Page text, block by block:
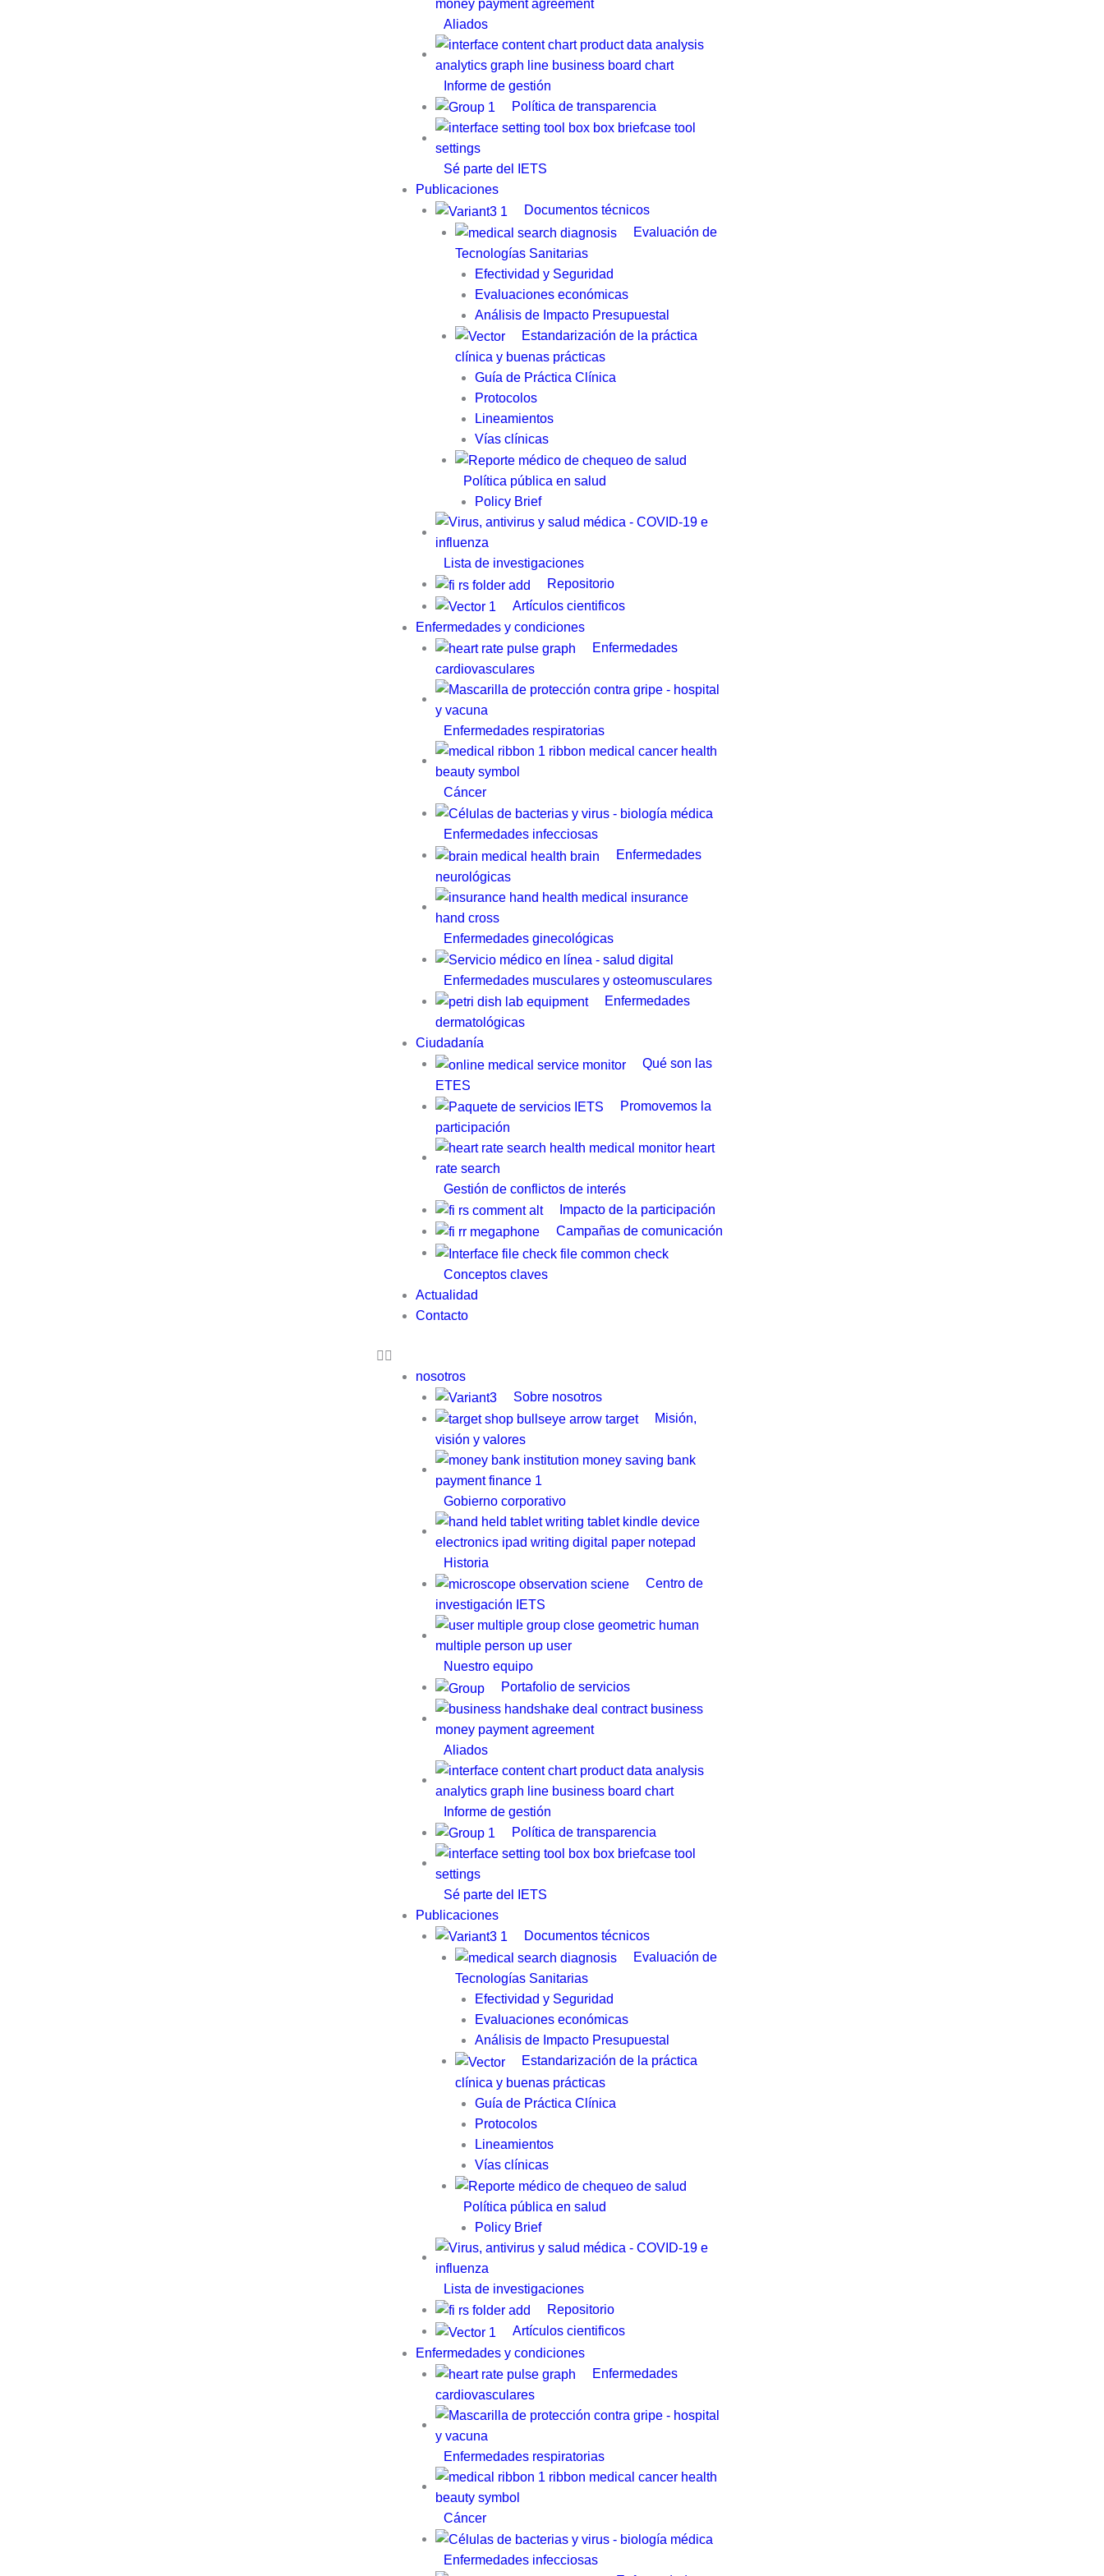
Aliados
Informe de gestión
Política de transparencia
Sé parte del IETS
Publicaciones
Documentos técnicos
Evaluación de
Tecnologías Sanitarias
Efectividad y Seguridad
Evaluaciones económicas
Análisis de Impacto Presupuestal
Estandarización de la práctica
clínica y buenas prácticas
Guía de Práctica Clínica​
Protocolos
Lineamientos
Vías clínicas
Política pública en salud
Policy Brief
Lista de investigaciones
Repositorio
Artículos cientificos
Enfermedades y condiciones
Enfermedades
cardiovasculares
Enfermedades respiratorias
Cáncer
Enfermedades infecciosas
Enfermedades
neurológicas
Enfermedades ginecológicas
Enfermedades musculares y osteomusculares
Enfermedades
dermatológicas
Ciudadanía
Qué son las
ETES
Promovemos la
participación
Gestión de conflictos de interés
Impacto de la participación
Campañas de comunicación
Conceptos claves
Actualidad
Contacto
nosotros
Sobre nosotros
Misión,
visión y valores
Gobierno corporativo
Historia
Centro de
investigación IETS
Nuestro equipo
Portafolio de servicios
Aliados
Informe de gestión
Política de transparencia
Sé parte del IETS
Publicaciones
Documentos técnicos
Evaluación de
Tecnologías Sanitarias
Efectividad y Seguridad
Evaluaciones económicas
Análisis de Impacto Presupuestal
Estandarización de la práctica
clínica y buenas prácticas
Guía de Práctica Clínica​
Protocolos
Lineamientos
Vías clínicas
Política pública en salud
Policy Brief
Lista de investigaciones
Repositorio
Artículos cientificos
Enfermedades y condiciones
Enfermedades
cardiovasculares
Enfermedades respiratorias
Cáncer
Enfermedades infecciosas